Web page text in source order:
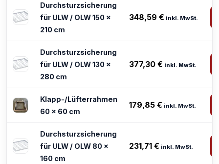
Durchsturzsicherung
für ULW / OLW 150 x
210 cm
348,59€ inkl. MwSt.
Durchsturzsicherung
für ULW / OLW 130 x
280 cm
377,30€ inkl. MwSt.
Klapp-/Lüfterrahmen
60 x 60 cm
179,85€ inkl. MwSt.
Durchsturzsicherung
für ULW / OLW 80 x
160 cm
231,71€ inkl. MwSt.